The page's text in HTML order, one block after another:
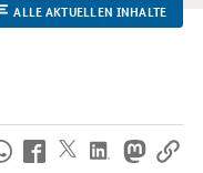
ALLE AKTUELLEN INHALTE